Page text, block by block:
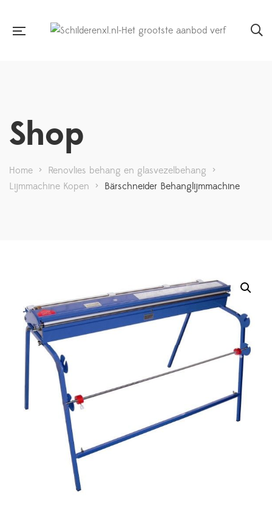
Shop
Home > Renovlies behang en glasvezelbehang >
Lijmmachine Kopen > Bärschneider Behanglijmmachine